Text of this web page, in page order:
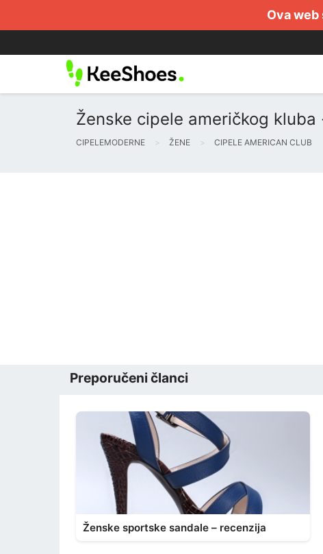
Ova web
Ženske cipele američkog
CIPELEMODERNE ŽENE CIPELE AMERICAN CLUB
Preporučeni članci
Ženske sportske sandale – recenzija